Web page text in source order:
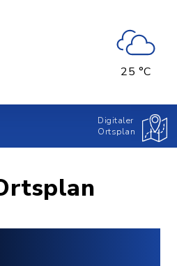
25 °C
Digitaler
Ortsplan